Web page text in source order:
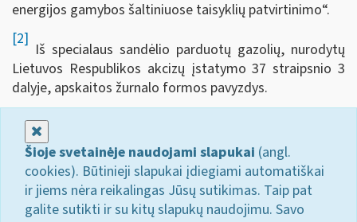
energijos gamybos šaltiniuose taisyklių patvirtinimo“.
[2]
Iš specialaus sandėlio parduotų gazolių, nurodytų
Lietuvos Respublikos akcizų įstatymo 37 straipsnio 3
dalyje, apskaitos žurnalo formos pavyzdys.
Šioje svetainėje naudojami slapukai (angl.
cookies). Būtinieji slapukai įdiegiami automatiškai
ir jiems nėra reikalingas Jūsų sutikimas. Taip pat
galite sutikti ir su kitų slapukų naudojimu. Savo